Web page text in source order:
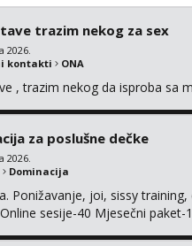
trazim nekog za sex
2026.
kontakti ONA
, trazim nekog da isproba sa
za poslušne dečke
2026.
Dominacija
Ponižavanje, joi, sissy
sesije-40 Mjesečni